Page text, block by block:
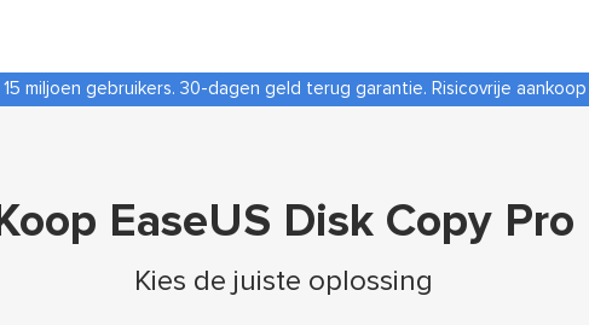
15 miljoen gebruikers. 30-dagen geld terug garantie. Risicovrije aankoop
Koop EaseUS Disk Copy Pro
Kies de juiste oplossing